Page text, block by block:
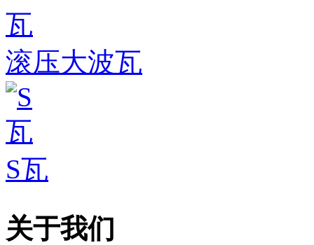
滚压大波瓦
S瓦
关于我们